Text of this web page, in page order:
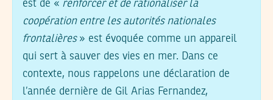
est de « renforcer et de rationaliser la
coopération entre les autorités nationales
frontalières» est évoquée comme un appareil
qui sert à sauver des vies en mer. Dans ce
contexte, nous rappelons une déclaration de
l’année dernière de Gil Arias Fernandez,